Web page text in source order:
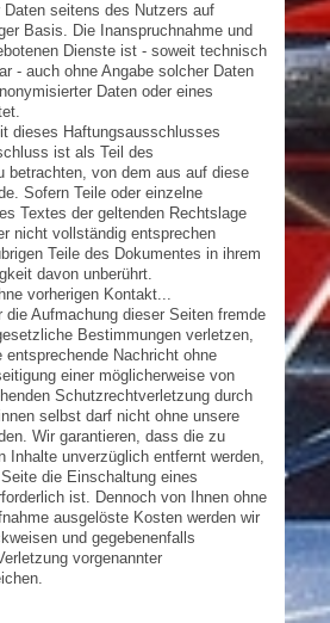
seitens des Nutzers auf
Basis. Die Inanspruchnahme und
Dienste ist - soweit technisch
- auch ohne Angabe solcher Daten
Daten oder eines
dieses Haftungsausschlusses
ist als Teil des
betrachten, von dem aus auf diese
Sofern Teile oder einzelne
Textes der geltenden Rechtslage
nicht vollständig entsprechen
Teile des Dokumentes in ihrem
davon unberührt.
vorherigen Kontakt...
die Aufmachung dieser Seiten fremde
Bestimmungen verletzen,
Nachricht ohne
einer möglicherweise von
Schutzrechtverletzung durch
selbst darf nicht ohne unsere
Wir garantieren, dass die zu
Inhalte unverzüglich entfernt werden,
die Einschaltung eines
ist. Dennoch von Ihnen ohne
ausgelöste Kosten werden wir
und gegebenenfalls
vorgenannter